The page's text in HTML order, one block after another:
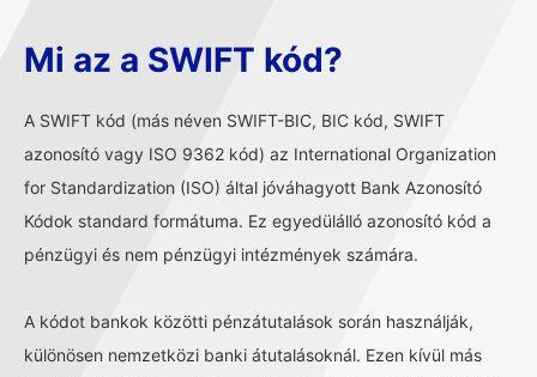
Mi az a SWIFT kód?
A SWIFT kód (más néven SWIFT-BIC, BIC kód, SWIFT
azonosító vagy ISO 9362 kód) az International Organization
for Standardization (ISO) által jóváhagyott Bank Azonosító
Kódok standard formátuma. Ez egyedülálló azonosító kód a
pénzügyi és nem pénzügyi intézmények számára.
A kódot bankok közötti pénzátutalások során használják,
különösen nemzetközi banki átutalásoknál. Ezen kívül más